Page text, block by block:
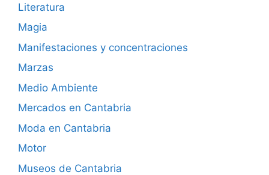
Literatura
Magia
Manifestaciones y concentraciones
Marzas
Medio Ambiente
Mercados en Cantabria
Moda en Cantabria
Motor
Museos de Cantabria